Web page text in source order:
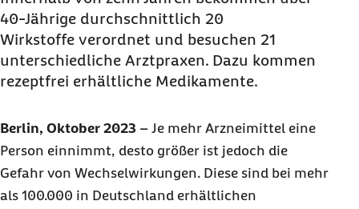
40-Jährige durchschnittlich 20
Wirkstoffe verordnet und besuchen 21
unterschiedliche Arztpraxen. Dazu kommen
rezeptfrei erhältliche Medikamente.
Berlin, Oktober 2023 – Je mehr Arzneimittel eine
Person einnimmt, desto größer ist jedoch die
Gefahr von Wechselwirkungen. Diese sind bei mehr
als 100.000 in Deutschland erhältlichen